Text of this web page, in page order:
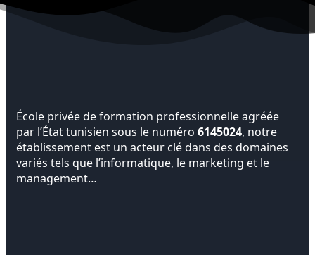
École privée de formation professionnelle agréée
par l’État tunisien sous le numéro 6145024, notre
établissement est un acteur clé dans des domaines
variés tels que l’informatique, le marketing et le
management…